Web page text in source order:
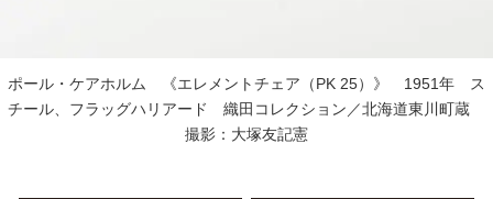
ポール・ケアホルム 《エレメントチェア（PK 25）》 1951年 ス
チール、フラッグハリアード 織田コレクション／北海道東川町蔵
撮影：大塚友記憲